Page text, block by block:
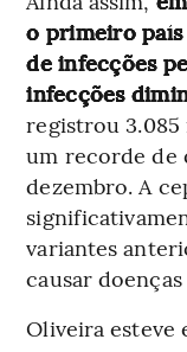
o primeiro país
de infecções
infecções
registrou 3.085
um recorde de
dezembro. A
variantes
causar
Oliveira esteve